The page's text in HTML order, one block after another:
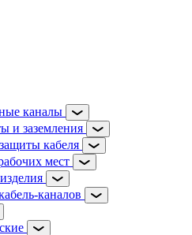
каналы
и заземления
кабеля
мест
каналов